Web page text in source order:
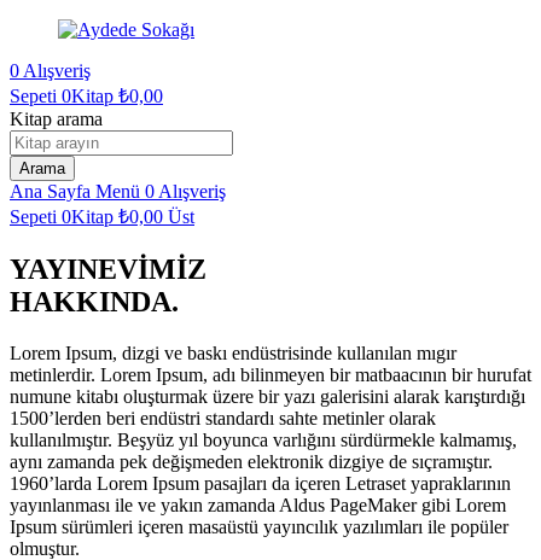
0 Alışveriş
Sepeti 0Kitap ₺0,00
Kitap arama
Arama
Ana Sayfa Menü 0 Alışveriş
Sepeti 0Kitap ₺0,00 Üst
YAYINEVİMİZ
HAKKINDA.
Lorem Ipsum, dizgi ve baskı endüstrisinde kullanılan mıgır
metinlerdir. Lorem Ipsum, adı bilinmeyen bir matbaacının bir hurufat
numune kitabı oluşturmak üzere bir yazı galerisini alarak karıştırdığı
1500’lerden beri endüstri standardı sahte metinler olarak
kullanılmıştır. Beşyüz yıl boyunca varlığını sürdürmekle kalmamış,
aynı zamanda pek değişmeden elektronik dizgiye de sıçramıştır.
1960’larda Lorem Ipsum pasajları da içeren Letraset yapraklarının
yayınlanması ile ve yakın zamanda Aldus PageMaker gibi Lorem
Ipsum sürümleri içeren masaüstü yayıncılık yazılımları ile popüler
olmuştur.